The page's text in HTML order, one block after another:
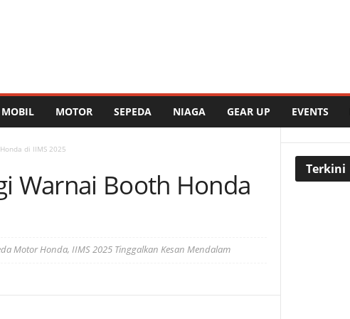
MOBIL MOTOR SEPEDA NIAGA GEAR UP EVENTS
di IIMS 2025
Warnai Booth Honda
Motor Honda, IIMS 2025 Tinggalkan Kesan Mendalam
Terkini